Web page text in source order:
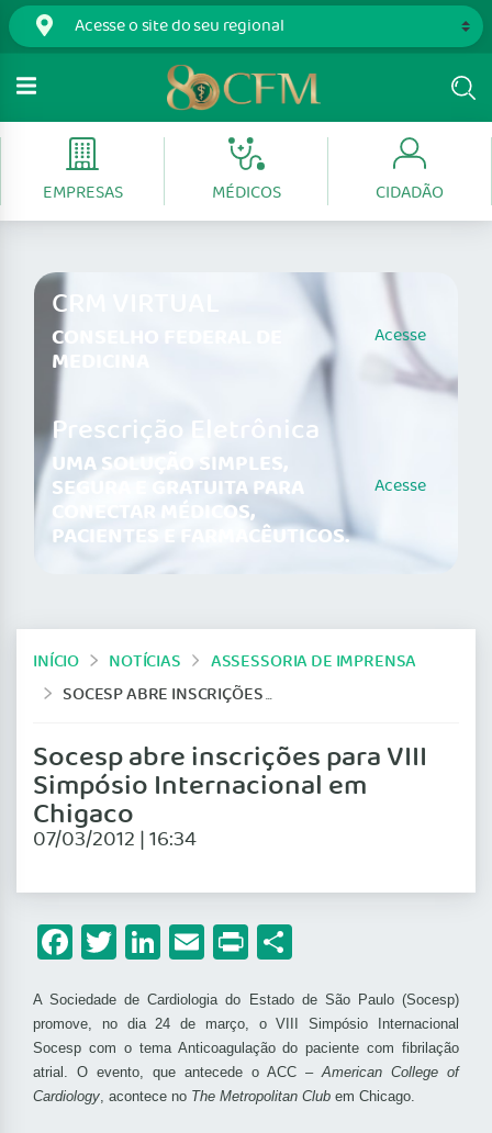
EMPRESAS MÉDICOS CIDADÃO
CRM VIRTUAL
CONSELHO FEDERAL DE
MEDICINA
Acesse
Prescrição Eletrônica
UMA SOLUÇÃO SIMPLES,
SEGURA E GRATUITA PARA
CONECTAR MÉDICOS,
PACIENTES E FARMACÊUTICOS.
Acesse
INÍCIO NOTÍCIAS
ASSESSORIA DE IMPRENSA
SOCESP ABRE INSCRIÇÕES PARA VIII SIMPÓSIO INTERNACIONAL EM CHIGACO
Socesp abre inscrições para VIII
Simpósio Internacional em
Chigaco
07/03/2012 | 16:34
Facebook
Twitter
LinkedIn
Email
Print
A Sociedade de Cardiologia do Estado de São Paulo (Socesp)
promove, no dia 24 de março, o VIII Simpósio Internacional
Socesp com o tema Anticoagulação do paciente com fibrilação
atrial. O evento, que antecede o ACC –American College of
Cardiology, acontece no The Metropolitan Club em Chicago.